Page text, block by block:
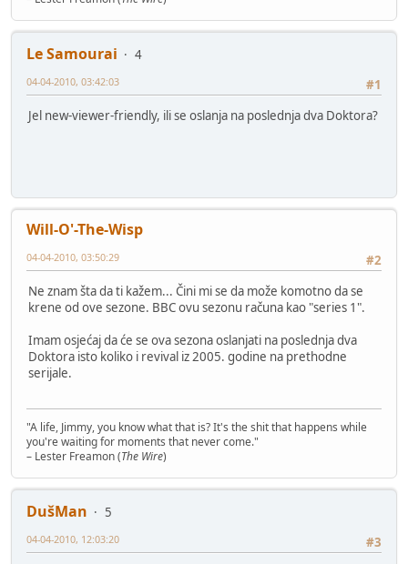
Le Samourai
4
#1
04-04-2010, 03:42:03
Jel new-viewer-friendly, ili se oslanja na poslednja dva Doktora?
Will-O'-The-Wisp
#2
04-04-2010, 03:50:29
Ne znam šta da ti kažem... Čini mi se da može komotno da se
krene od ove sezone. BBC ovu sezonu računa kao "series 1".
Imam osjećaj da će se ova sezona oslanjati na poslednja dva
Doktora isto koliko i revival iz 2005. godine na prethodne
serijale.
"A life, Jimmy, you know what that is? It's the shit that happens while
you're waiting for moments that never come."
– Lester Freamon (The Wire)
DušMan
5
#3
04-04-2010, 12:03:20